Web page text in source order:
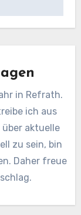
in Refrath.
ich aus
aktuelle
zu sein, bin
Daher freue